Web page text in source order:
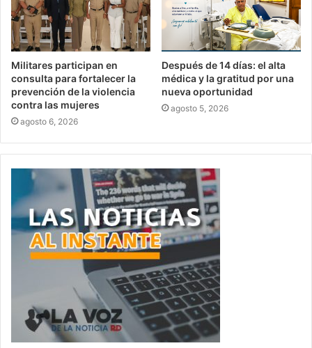
Militares participan en
consulta para fortalecer la
prevención de la violencia
contra las mujeres
agosto 6, 2026
Después de 14 días: el alta
médica y la gratitud por una
nueva oportunidad
agosto 5, 2026